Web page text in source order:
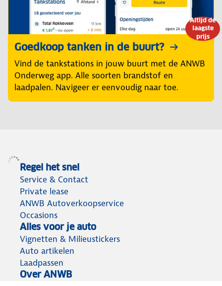
Altijd de
laagste
prijs
Goedkoop tanken in de buurt?
Vind de tankstations in jouw buurt met de ANWB
Onderweg app. Alle soorten brandstof en
laadpalen. Navigeer er eenvoudig naar toe.
Regel het snel
Service & Contact
Private lease
ANWB Autoverkoopservice
Occasions
Alles voor je auto
Vignetten & Milieustickers
Auto artikelen
Laadpassen
Over ANWB